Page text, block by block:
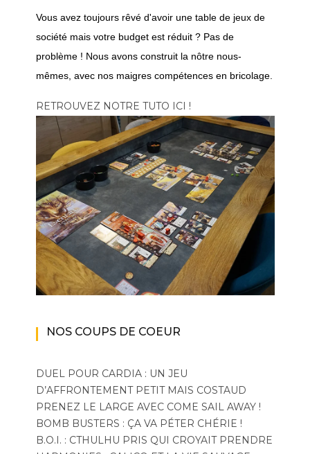
Vous avez toujours rêvé d'avoir une table de jeux de
société mais votre budget est réduit ? Pas de
problème ! Nous avons construit la nôtre nous-
mêmes, avec nos maigres compétences en bricolage.
RETROUVEZ NOTRE TUTO ICI !
NOS COUPS DE COEUR
DUEL POUR CARDIA : UN JEU
D’AFFRONTEMENT PETIT MAIS COSTAUD
PRENEZ LE LARGE AVEC COME SAIL AWAY !
BOMB BUSTERS : ÇA VA PÉTER CHÉRIE !
B.O.I. : CTHULHU PRIS QUI CROYAIT PRENDRE